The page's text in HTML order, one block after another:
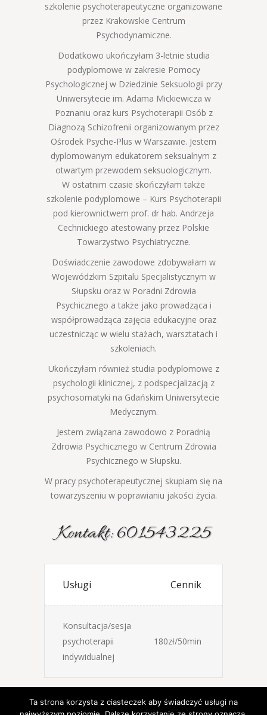
szkolenie psychoterapeutyczne organizowane
przez Krakowskie Centrum
Psychodynamiczne.
Dodatkowo ukończyłam 3-letnie studia
podyplomowe w zakresie Pomocy
Psychologicznej w Dziedzinie Seksuologii przy
Uniwersytecie im. Adama Mickiewicza w
Poznaniu oraz kurs Psychoterapii Osób z
Diagnozą Schizofrenii organizowanym przez
Ośrodek Psyche-Plus w Warszawie. Jestem
dyplomowanym edukatorem seksualnym z
otwartym przewodem seksuologicznym.
W ostatnim czasie skończyłam także
szkolenie podyplomowe – Kurs Psychoterapii
pod kierownictwem prof. dr hab. Andrzeja
Cechnickiego atestowany przez Polskie
Towarzystwo Psychiatryczne.
Doświadczenie zawodowe zdobywałam w
Wojewódzkim Szpitalu Specjalistycznym w
Słupsku oraz w Poradni Zdrowia
Psychicznego a także jako prowadząca i
współprowadząca zajęcia edukacyjne oraz
uczestnicząc w wielu stażach, warsztatach i
szkoleniach.
Ukończyłam również studia podyplomowe z
psychologii klinicznej, z podspecjalizacją z
psychosomatyki na Gdańskim Uniwersytecie
Medycznym.
Jestem związana zawodowo z Poradnią
Zdrowia Psychicznego w Centrum Zdrowia
Psychicznego w Słupsku.
W pracy psychoterapeutycznej skupiam się na
towarzyszeniu w poprawianiu jakości życia.
Kontakt:601543225
Usługi Cennik
Konsultacja/sesja
psychoterapii
indywidualnej
180zł/50min
Ta strona korzysta z ciasteczek aby świadczyć usługi na